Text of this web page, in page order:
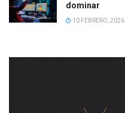
dominar
10 FEBRERO, 2026